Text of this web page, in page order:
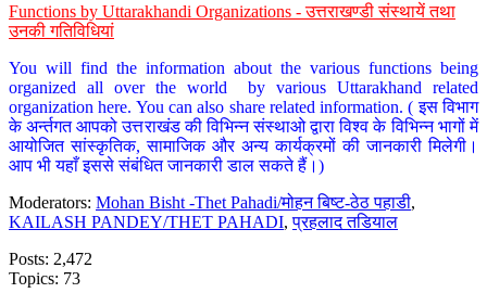
Functions by Uttarakhandi Organizations - उत्तराखण्डी संस्थायें तथा
उनकी गतिविधियां
You will find the information about the various functions being
organized all over the world by various Uttarakhand related
organization here. You can also share related information. ( इस विभाग
के अर्न्तगत आपको उत्तराखंड की विभिन्न संस्थाओ द्वारा विश्व के विभिन्न भागों में
आयोजित सांस्कृतिक, सामाजिक और अन्य कार्यक्रमों की जानकारी मिलेगी।
आप भी यहाँ इससे संबंधित जानकारी डाल सकते हैं।)
Moderators: Mohan Bisht -Thet Pahadi/मोहन बिष्ट-ठेठ पहाडी,
KAILASH PANDEY/THET PAHADI,प्रहलाद तडियाल
Posts: 2,472
Topics: 73